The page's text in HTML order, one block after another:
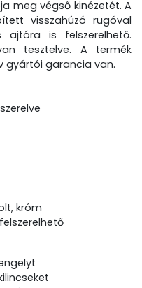
meg végső kinézetét. A
visszahúzó rugóval
ajtóra is felszerelhető.
tesztelve. A termék
gyártói garancia van.
króm